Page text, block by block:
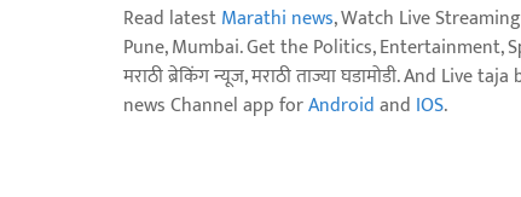
Read latestMarathi news, Watch Live
Pune, Mumbai. Get the Politics, Entertainment,
मराठी ब्रेकिंग न्यूज, मराठी ताज्या घडामोडी. And
news Channel app forAndroidand IOS.